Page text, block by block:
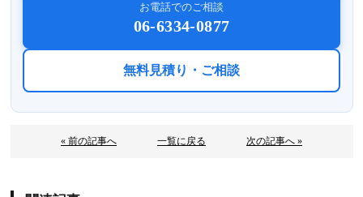
お電話でのご相談
06-6334-0877
無料見積り・ご相談
« 前の記事へ 一覧に戻る 次の記事へ »